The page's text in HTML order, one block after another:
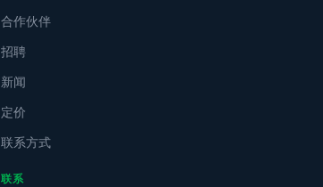
合作伙伴
招聘
新闻
定价
联系方式
联系